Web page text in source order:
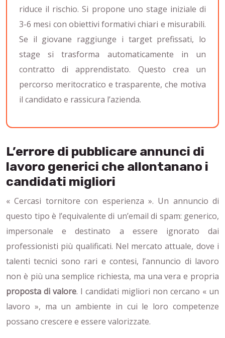
riduce il rischio. Si propone uno stage iniziale di
3-6 mesi con obiettivi formativi chiari e misurabili.
Se il giovane raggiunge i target prefissati, lo
stage si trasforma automaticamente in un
contratto di apprendistato. Questo crea un
percorso meritocratico e trasparente, che motiva
il candidato e rassicura l’azienda.
L’errore di pubblicare annunci di
lavoro generici che allontanano i
candidati migliori
« Cercasi tornitore con esperienza ». Un annuncio di
questo tipo è l’equivalente di un’email di spam: generico,
impersonale e destinato a essere ignorato dai
professionisti più qualificati. Nel mercato attuale, dove i
talenti tecnici sono rari e contesi, l’annuncio di lavoro
non è più una semplice richiesta, ma una vera e propria
proposta di valore. I candidati migliori non cercano « un
lavoro », ma un ambiente in cui le loro competenze
possano crescere e essere valorizzate.